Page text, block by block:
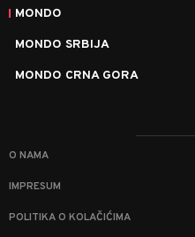
MONDO
MONDO SRBIJA
MONDO CRNA GORA
O NAMA
IMPRESUM
POLITIKA O KOLAČIĆIMA